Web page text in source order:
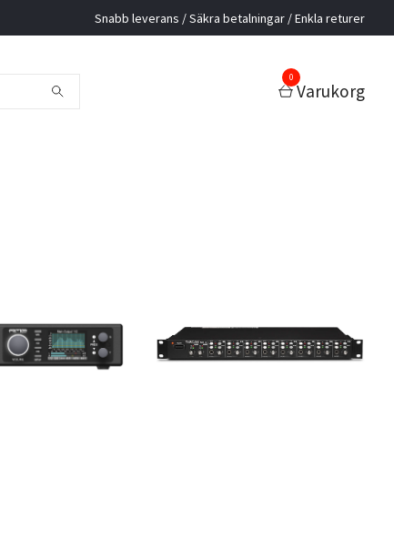
Snabb leverans / Säkra betalningar / Enkla returer
0
Varukorg